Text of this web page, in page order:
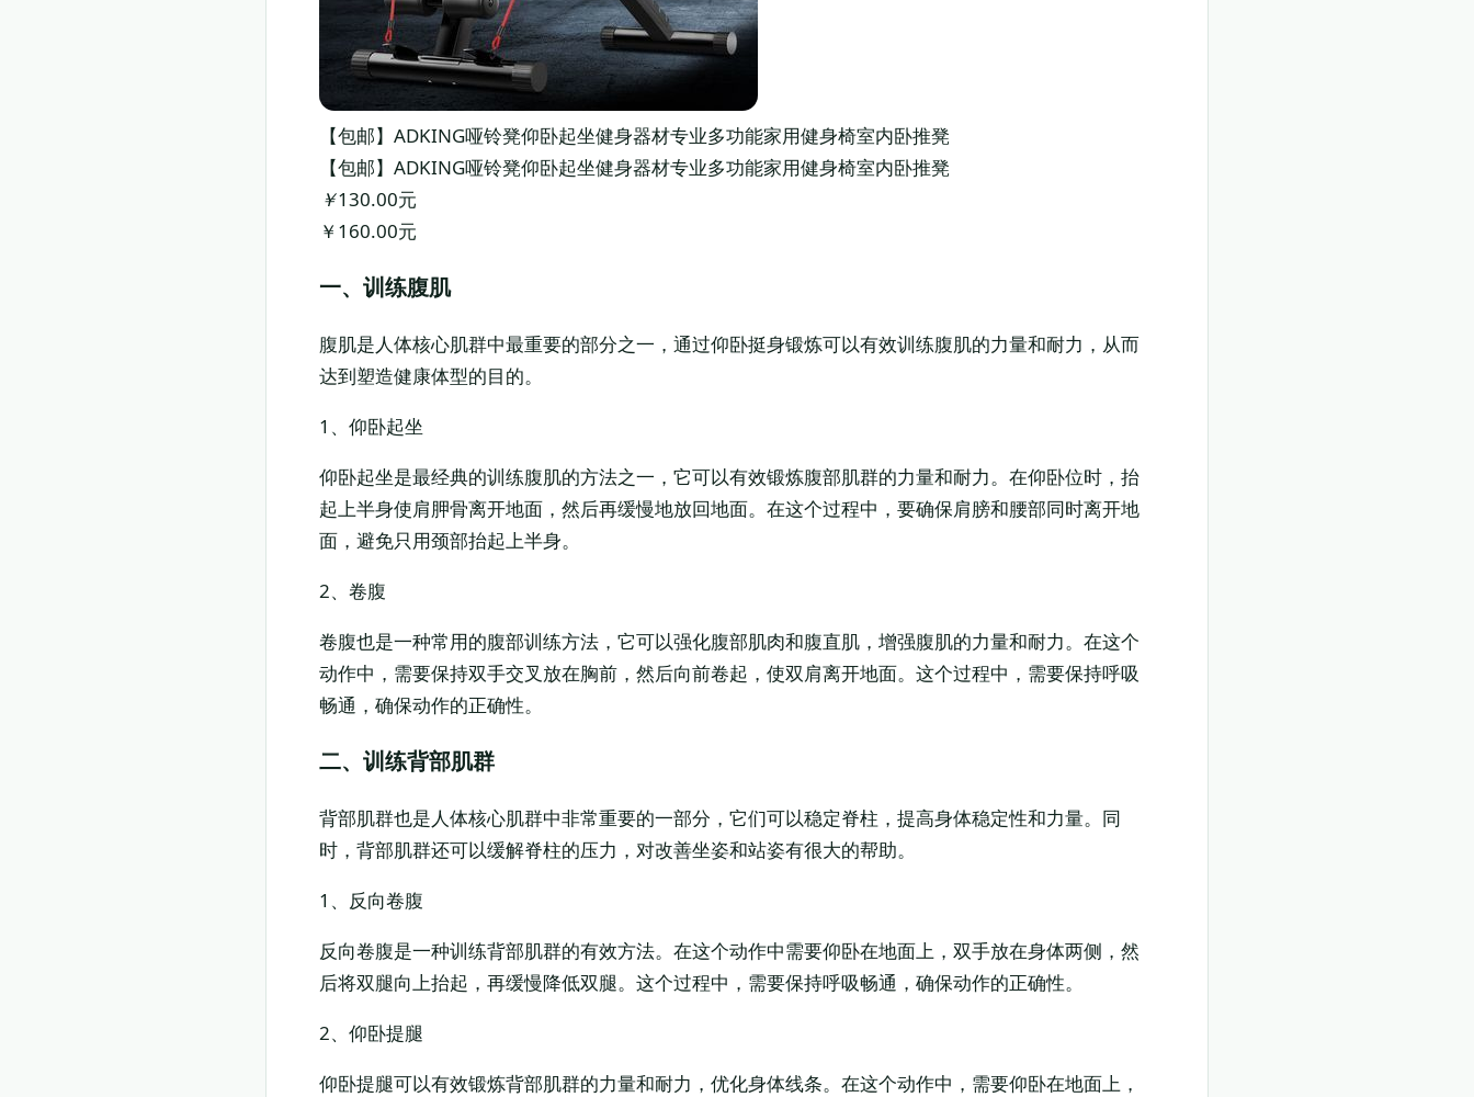
【包邮】ADKING哑铃凳仰卧起坐健身器材专业多功能家用健身椅室内卧推凳
【包邮】ADKING哑铃凳仰卧起坐健身器材专业多功能家用健身椅室内卧推凳
￥130.00元
￥160.00元
一、训练腹肌
腹肌是人体核心肌群中最重要的部分之一，通过仰卧挺身锻炼可以有效训练腹肌的力量和耐力，从而
达到塑造健康体型的目的。
1、仰卧起坐
仰卧起坐是最经典的训练腹肌的方法之一，它可以有效锻炼腹部肌群的力量和耐力。在仰卧位时，抬
起上半身使肩胛骨离开地面，然后再缓慢地放回地面。在这个过程中，要确保肩膀和腰部同时离开地
面，避免只用颈部抬起上半身。
2、卷腹
卷腹也是一种常用的腹部训练方法，它可以强化腹部肌肉和腹直肌，增强腹肌的力量和耐力。在这个
动作中，需要保持双手交叉放在胸前，然后向前卷起，使双肩离开地面。这个过程中，需要保持呼吸
畅通，确保动作的正确性。
二、训练背部肌群
背部肌群也是人体核心肌群中非常重要的一部分，它们可以稳定脊柱，提高身体稳定性和力量。同
时，背部肌群还可以缓解脊柱的压力，对改善坐姿和站姿有很大的帮助。
1、反向卷腹
反向卷腹是一种训练背部肌群的有效方法。在这个动作中需要仰卧在地面上，双手放在身体两侧，然
后将双腿向上抬起，再缓慢降低双腿。这个过程中，需要保持呼吸畅通，确保动作的正确性。
2、仰卧提腿
仰卧提腿可以有效锻炼背部肌群的力量和耐力，优化身体线条。在这个动作中，需要仰卧在地面上，